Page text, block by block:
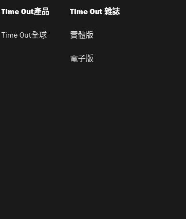
Time Out產品
Time Out全球
Time Out 雜誌
實體版
電子版